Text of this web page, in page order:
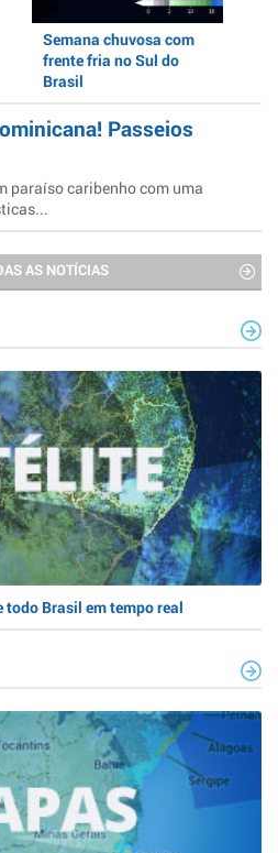
Semana chuvosa com
frente fria no Sul do
Brasil
Passeios
paraíso caribenho com uma
AS NOTÍCIAS
todo Brasil em tempo real